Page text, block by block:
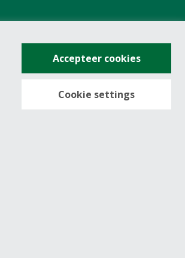
19 68
09:00 – 17:00
– 15:00
Accepteer cookies
Cookie settings